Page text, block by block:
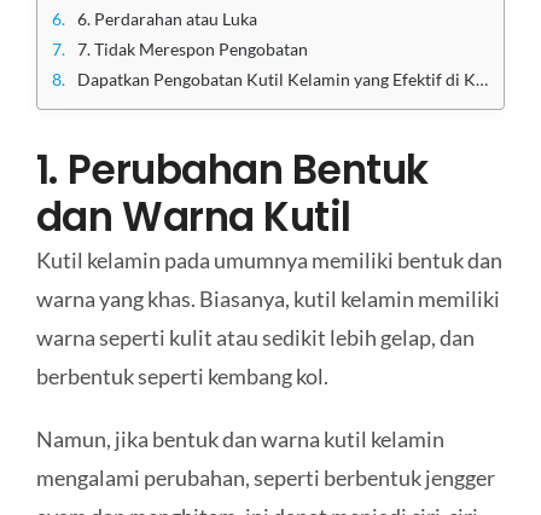
6. Perdarahan atau Luka
7. Tidak Merespon Pengobatan
Dapatkan Pengobatan Kutil Kelamin yang Efektif di Klinik Utama Sentosa
1. Perubahan Bentuk
dan Warna Kutil
Kutil kelamin pada umumnya memiliki bentuk dan
warna yang khas. Biasanya, kutil kelamin memiliki
warna seperti kulit atau sedikit lebih gelap, dan
berbentuk seperti kembang kol.
Namun, jika bentuk dan warna kutil kelamin
mengalami perubahan, seperti berbentuk jengger